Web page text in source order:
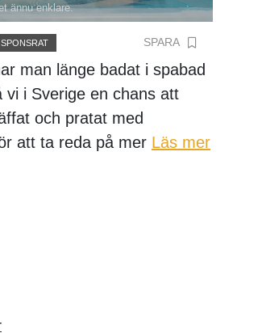
ännu enklare.
SPONSRAT SPARA
man länge badat i spabad
vi i Sverige en chans att
och pratat med
att ta reda på mer Läs mer